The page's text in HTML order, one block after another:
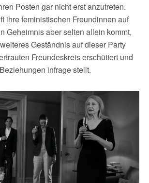
Posten gar nicht erst anzutreten.
ihre feministischen Freundinnen auf
Geheimnis aber selten allein kommt,
Geständnis auf dieser Party
Freundeskreis erschüttert und
infrage stellt.